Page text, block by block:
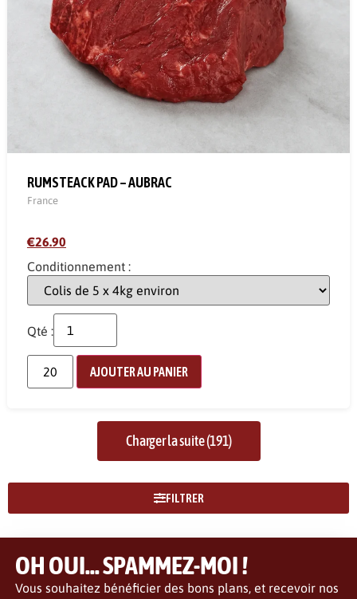
RUMSTEACK PAD – AUBRAC
France
€26.90
Conditionnement :
Qté :
AJOUTER AU PANIER
Charger la suite (191)
FILTRER
OH OUI... SPAMMEZ-MOI !
Vous souhaitez bénéficier des bons plans, et recevoir nos